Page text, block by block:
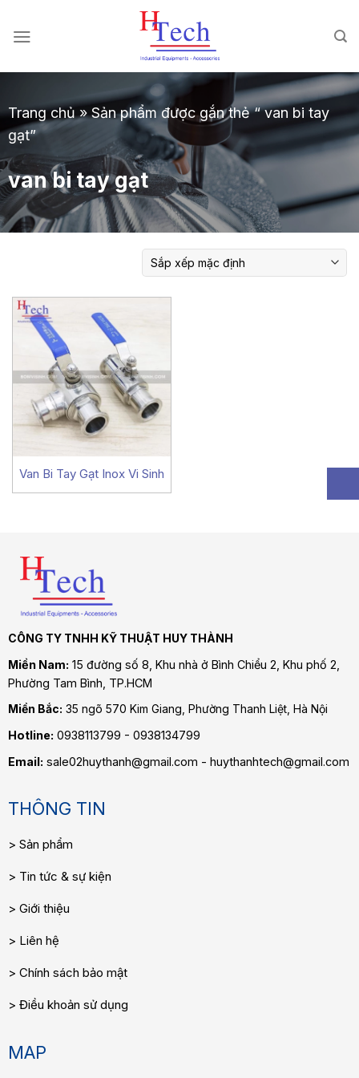
đến
dung
Trang chủ»Sản phẩm được gắn thẻ “ van bi tay
gạt”
van bi tay gạt
Van Bi Tay Gạt Inox Vi Sinh
CÔNG TY TNHH KỸ THUẬT HUY THÀNH
Miền Nam: 15 đường số 8, Khu nhà ở Bình Chiểu 2, Khu phố 2,
Phường Tam Bình , TP.HCM
Miền Bắc: 35 ngõ 570 Kim Giang, Phường Thanh Liệt, Hà Nội
Hotline: 0938113799 - 0938134799
Email: sale02huythanh@gmail.com - huythanhtech@gmail.com
THÔNG TIN
Sản phẩm
Tin tức & sự kiện
Giới thiệu
Liên hệ
Chính sách bảo mật
Điều khoản sử dụng
MAP